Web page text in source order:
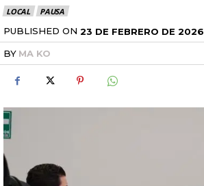
LOCAL PAUSA
PUBLISHED ON 23 DE FEBRERO DE 2026
BY MA KO